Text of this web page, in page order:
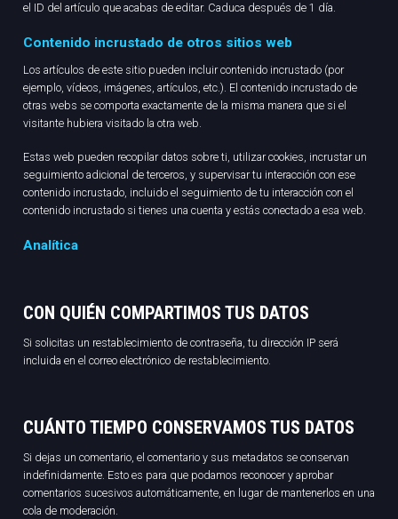
el ID del artículo que acabas de editar. Caduca después de 1 día.
Contenido incrustado de otros sitios web
Los artículos de este sitio pueden incluir contenido incrustado (por
ejemplo, vídeos, imágenes, artículos, etc.). El contenido incrustado de
otras webs se comporta exactamente de la misma manera que si el
visitante hubiera visitado la otra web.
Estas web pueden recopilar datos sobre ti, utilizar cookies, incrustar un
seguimiento adicional de terceros, y supervisar tu interacción con ese
contenido incrustado, incluido el seguimiento de tu interacción con el
contenido incrustado si tienes una cuenta y estás conectado a esa web.
Analítica
CON QUIÉN COMPARTIMOS TUS DATOS
Si solicitas un restablecimiento de contraseña, tu dirección IP será
incluida en el correo electrónico de restablecimiento.
CUÁNTO TIEMPO CONSERVAMOS TUS DATOS
Si dejas un comentario, el comentario y sus metadatos se conservan
indefinidamente. Esto es para que podamos reconocer y aprobar
comentarios sucesivos automáticamente, en lugar de mantenerlos en una
cola de moderación.